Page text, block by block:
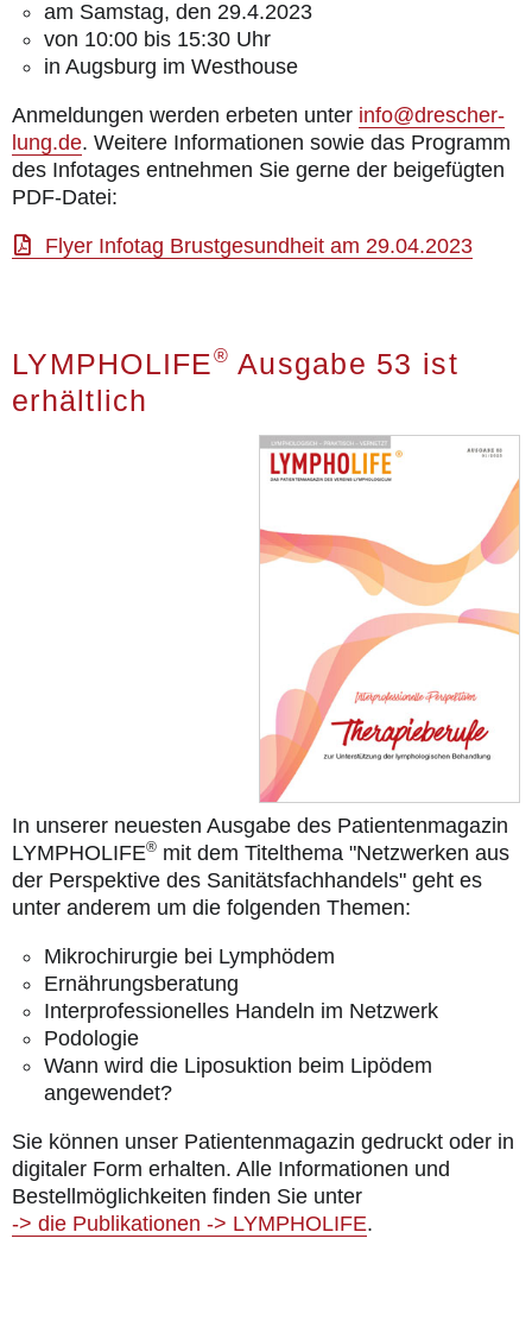
am Samstag, den 29.4.2023
von 10:00 bis 15:30 Uhr
in Augsburg im Westhouse
Anmeldungen werden erbeten unter info@drescher-
lung.de. Weitere Informationen sowie das Programm
des Infotages entnehmen Sie gerne der beigefügten
PDF-Datei:
Flyer Infotag Brustgesundheit am 29.04.2023
LYMPHOLIFE® Ausgabe 53 ist
erhältlich
In unserer neuesten Ausgabe des Patientenmagazin
LYMPHOLIFE® mit dem Titelthema "Netzwerken aus
der Perspektive des Sanitätsfachhandels" geht es
unter anderem um die folgenden Themen:
Mikrochirurgie bei Lymphödem
Ernährungsberatung
Interprofessionelles Handeln im Netzwerk
Podologie
Wann wird die Liposuktion beim Lipödem
angewendet?
Sie können unser Patientenmagazin gedruckt oder in
digitaler Form erhalten. Alle Informationen und
Bestellmöglichkeiten finden Sie unter
-> die Publikationen -> LYMPHOLIFE.